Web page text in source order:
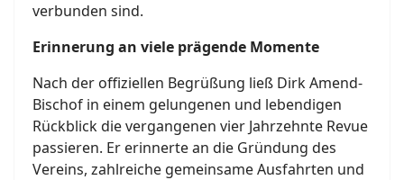
verbunden sind.
Erinnerung an viele prägende Momente
Nach der offiziellen Begrüßung ließ Dirk Amend-
Bischof in einem gelungenen und lebendigen
Rückblick die vergangenen vier Jahrzehnte Revue
passieren. Er erinnerte an die Gründung des
Vereins, zahlreiche gemeinsame Ausfahrten und